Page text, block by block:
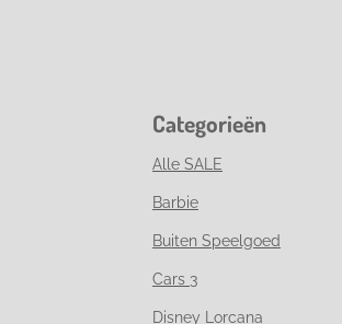
Categorieën
Alle SALE
Barbie
Buiten Speelgoed
Cars 3
Disney Lorcana